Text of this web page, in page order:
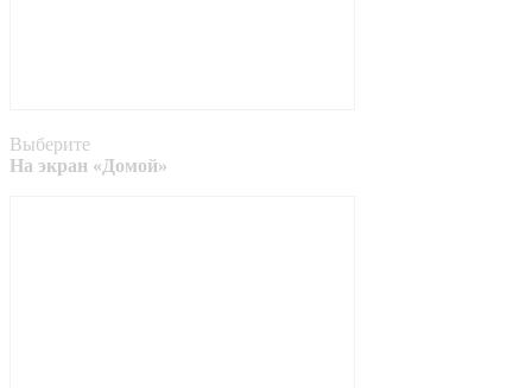
Выберите
На экран «Домой»